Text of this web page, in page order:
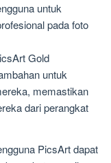
untuk
pada foto
Gold
untuk
memastikan
dari perangkat
PicsArt dapat